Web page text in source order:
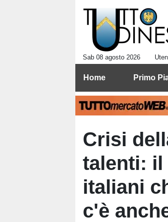
Sab 08 agosto 2026
Home Primo
Crisi
talenti: il
italiani
c'è